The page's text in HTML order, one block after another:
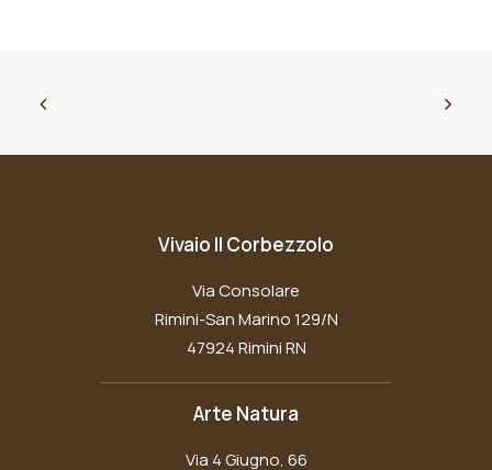
Vivaio Il Corbezzolo
Via Consolare
Rimini-San Marino 129/N
47924 Rimini RN
Arte Natura
Via 4 Giugno, 66